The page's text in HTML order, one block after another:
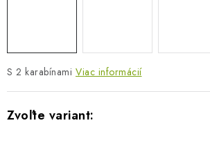
Obchodné podmienky
Dodacie podmienky
Podmienky ochrany osobných údajov
S 2 karabínami Viac informácií